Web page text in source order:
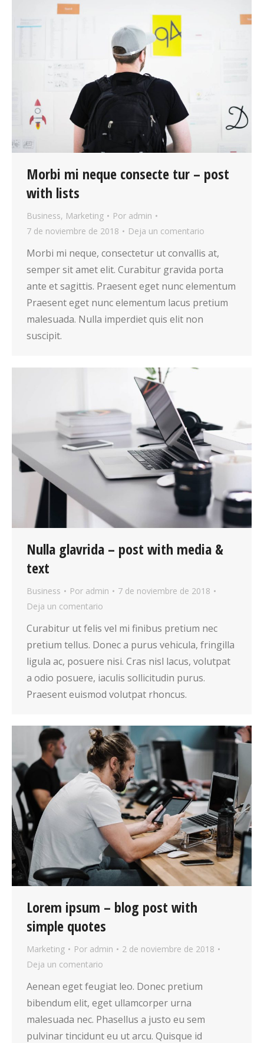
Morbi mi neque consecte tur – post
with lists
Business, Marketing Por admin
7 de noviembre de 2018
Deja un comentario
Morbi mi neque, consectetur ut convallis at,
semper sit amet elit. Curabitur gravida porta
ante et sagittis. Praesent eget nunc elementum
Praesent eget nunc elementum lacus pretium
malesuada. Nulla imperdiet quis elit non
suscipit.
Nulla glavrida – post with media &
text
Business Por admin
7 de noviembre de 2018
Deja un comentario
Curabitur ut felis vel mi finibus pretium nec
pretium tellus. Donec a purus vehicula, fringilla
ligula ac, posuere nisi. Cras nisl lacus, volutpat
a odio posuere, iaculis sollicitudin purus.
Praesent euismod volutpat rhoncus.
Lorem ipsum – blog post with
simple quotes
Marketing Por admin
2 de noviembre de 2018
Deja un comentario
Aenean eget feugiat leo. Donec pretium
bibendum elit, eget ullamcorper urna
malesuada nec. Phasellus a justo eu sem
pulvinar tincidunt eu ut arcu. Quisque id